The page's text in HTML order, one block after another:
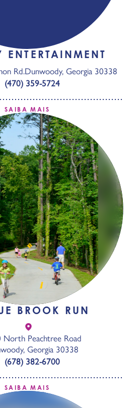
ENTERTAINMENT
Rd.Dunwoody, Georgia 30338
(470) 359-5724
SAIBA MAIS
BROOK RUN
North Peachtree Road
Georgia 30338
(678) 382-6700
SAIBA MAIS